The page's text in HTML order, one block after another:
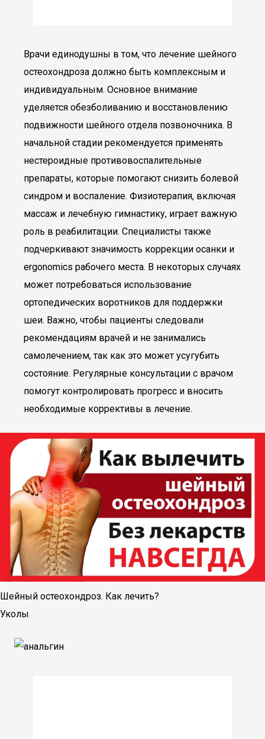
Врачи единодушны в том, что лечение шейного
остеохондроза должно быть комплексным и
индивидуальным. Основное внимание
уделяется обезболиванию и восстановлению
подвижности шейного отдела позвоночника. В
начальной стадии рекомендуется применять
нестероидные противовоспалительные
препараты, которые помогают снизить болевой
синдром и воспаление. Физиотерапия, включая
массаж и лечебную гимнастику, играет важную
роль в реабилитации. Специалисты также
подчеркивают значимость коррекции осанки и
ergonomics рабочего места. В некоторых случаях
может потребоваться использование
ортопедических воротников для поддержки
шеи. Важно, чтобы пациенты следовали
рекомендациям врачей и не занимались
самолечением, так как это может усугубить
состояние. Регулярные консультации с врачом
помогут контролировать прогресс и вносить
необходимые коррективы в лечение.
Шейный остеохондроз. Как лечить?
Уколы